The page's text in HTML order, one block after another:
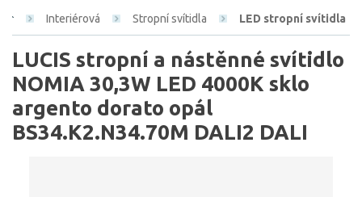
Interiérová Stropní svítidla LED stropní svítidla
LUCIS stropní a nástěnné svítidlo
NOMIA 30,3W LED 4000K sklo
argento dorato opál
BS34.K2.N34.70M DALI2 DALI